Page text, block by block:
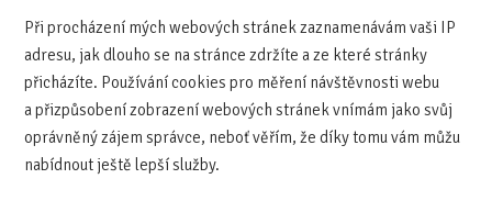
Při procházení mých webových stránek zaznamenávám vaši IP
adresu, jak dlouho se na stránce zdržíte a ze které stránky
přicházíte. Používání cookies pro měření návštěvnosti webu
a přizpůsobení zobrazení webových stránek vnímám jako svůj
oprávněný zájem správce, neboť věřím, že díky tomu vám můžu
nabídnout ještě lepší služby.